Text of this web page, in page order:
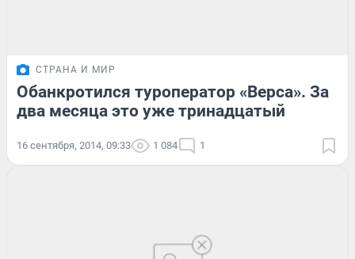
СТРАНА И МИР
Обанкротился туроператор «Верса». За
два месяца это уже тринадцатый
16 сентября, 2014, 09:33 1 084 1